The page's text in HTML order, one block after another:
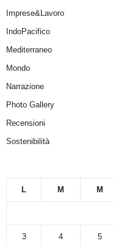
Imprese&Lavoro
IndoPacifico
Mediterraneo
Mondo
Narrazione
Photo Gallery
Recensioni
Sostenibilità
L M M
3 4 5